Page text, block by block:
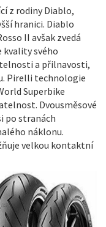
z rodiny Diablo,
hranici. Diablo
II avšak zvedá
kvality svého
a přilnavosti,
Pirelli technologie
Superbike
Dvousměsové
po stranách
náklonu.
velkou kontaktní